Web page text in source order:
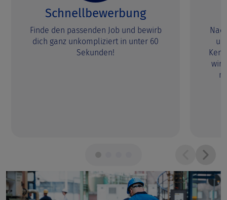
Schnellbewerbung
Finde den passenden Job und bewirb
dich ganz unkompliziert in unter 60
Sekunden!
wir,